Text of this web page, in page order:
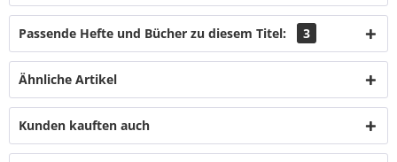
Passende Hefte und Bücher zu diesem Titel: 3
Ähnliche Artikel
Kunden kauften auch